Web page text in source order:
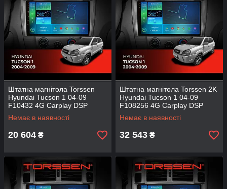
Штатна магнітола Torssen
Hyundai Tucson 1 04-09
F10432 4G Carplay DSP
Немає в наявності
20 604 ₴
Штатна магнітола Torssen 2K
Hyundai Tucson 1 04-09
F108256 4G Carplay DSP
Немає в наявності
32 543 ₴